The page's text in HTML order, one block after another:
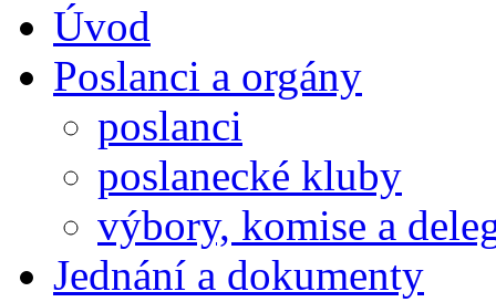
Úvod
Poslanci a orgány
poslanci
poslanecké kluby
výbory, komise a
Jednání a dokumenty